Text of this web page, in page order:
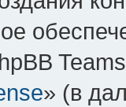
» (в